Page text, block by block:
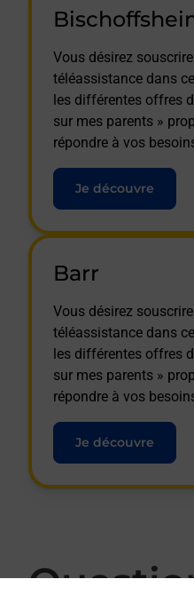
Vous désirez
téléassistance dans
les différentes offres
sur mes parents »
répondre à vos
Je découvre
Barr
Vous désirez
téléassistance dans
les différentes offres
sur mes parents »
répondre à vos
Je découvre